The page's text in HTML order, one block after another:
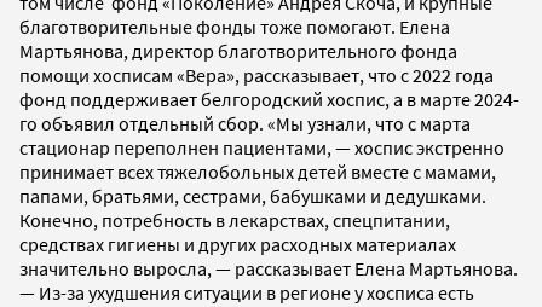
благотворительные фонды тоже помогают. Елена
Мартьянова, директор благотворительного фонда
помощи хосписам «Вера», рассказывает, что с 2022 года
фонд поддерживает белгородский хоспис, а в марте 2024-
го объявил отдельный сбор. «Мы узнали, что с марта
стационар переполнен пациентами, — хоспис экстренно
принимает всех тяжелобольных детей вместе с мамами,
папами, братьями, сестрами, бабушками и дедушками.
Конечно, потребность в лекарствах, спецпитании,
средствах гигиены и других расходных материалах
значительно выросла, — рассказывает Елена Мартьянова.
— Из-за ухудшения ситуации в регионе у хосписа есть